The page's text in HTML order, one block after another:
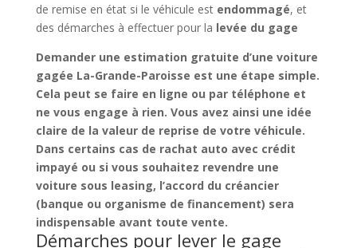
de remise en état si le véhicule est endommagé, et
des démarches à effectuer pour la levée du gage
Demander une estimation gratuite d’une voiture
gagée La-Grande-Paroisse est une étape simple.
Cela peut se faire en ligne ou par téléphone et
ne vous engage à rien. Vous avez ainsi une idée
claire de la valeur de reprise de votre véhicule.
Dans certains cas de rachat auto avec crédit
impayé ou si vous souhaitez revendre une
voiture sous leasing, l’accord du créancier
(banque ou organisme de financement) sera
indispensable avant toute vente.
Démarches pour lever le gage